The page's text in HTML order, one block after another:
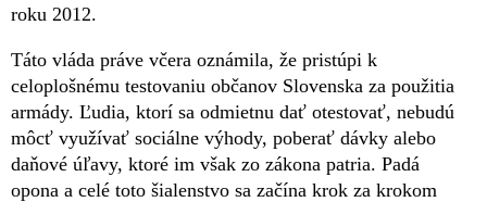
roku 2012.
Táto vláda práve včera oznámila, že pristúpi k
celoplošnému testovaniu občanov Slovenska za použitia
armády. Ľudia, ktorí sa odmietnu dať otestovať, nebudú
môcť využívať sociálne výhody, poberať dávky alebo
daňové úľavy, ktoré im však zo zákona patria. Padá
opona a celé toto šialenstvo sa začína krok za krokom